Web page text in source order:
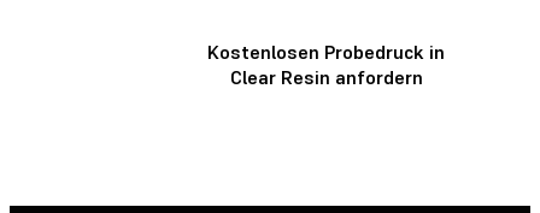
Kostenlosen Probedruck in
Clear Resin anfordern